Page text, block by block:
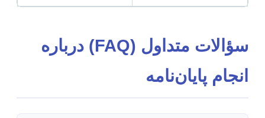
سؤالات متداول (FAQ) درباره
انجام پایان‌نامه